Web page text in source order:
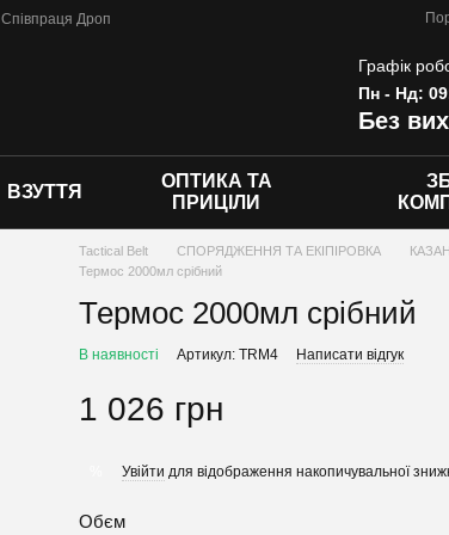
Співпраця Дроп
Графік
Пн - Нд:
Без
ВЗУТТЯ
ОПТИКА ТА
ПРИЦІЛИ
Tactical Belt СПОРЯДЖЕННЯ ТА ЕКІПІРОВКА
Термос 2000мл срібний
Термос 2000мл срібний
В наявності Артикул: TRM4 Написати відгук
1 026 грн
Увійти для відображення накопичувальної
Обєм